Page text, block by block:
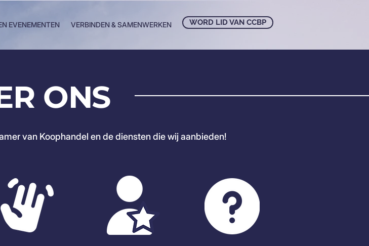
EVENEMENTEN VERBINDEN & SAMENWERKEN WORD LID VAN CCBP
ONS
van Koophandel en de diensten die wij aanbieden!